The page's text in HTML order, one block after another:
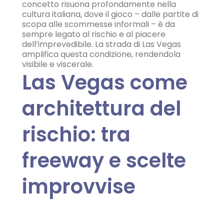
concetto risuona profondamente nella
cultura italiana, dove il gioco – dalle partite di
scopa alle scommesse informali – è da
sempre legato al rischio e al piacere
dell’imprevedibile. La strada di Las Vegas
amplifica questa condizione, rendendola
visibile e viscerale.
Las Vegas come
architettura del
rischio: tra
freeway e scelte
improvvise